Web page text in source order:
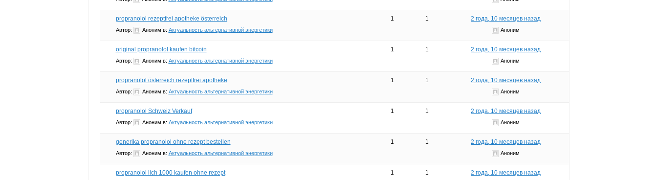
propranolol rezeptfrei apotheke österreich
Автор: Аноним в: Актуальность альтернативной энергетики
1 1 2 года, 10 месяцев назад
Аноним
original propranolol kaufen bitcoin
Автор: Аноним в: Актуальность альтернативной энергетики
1 1 2 года, 10 месяцев назад
Аноним
propranolol österreich rezeptfrei apotheke
Автор: Аноним в: Актуальность альтернативной энергетики
1 1 2 года, 10 месяцев назад
Аноним
propranolol Schweiz Verkauf
Автор: Аноним в: Актуальность альтернативной энергетики
1 1 2 года, 10 месяцев назад
Аноним
generika propranolol ohne rezept bestellen
Автор: Аноним в: Актуальность альтернативной энергетики
1 1 2 года, 10 месяцев назад
Аноним
propranolol lich 1000 kaufen ohne rezept 1 1 2 года, 10 месяцев назад